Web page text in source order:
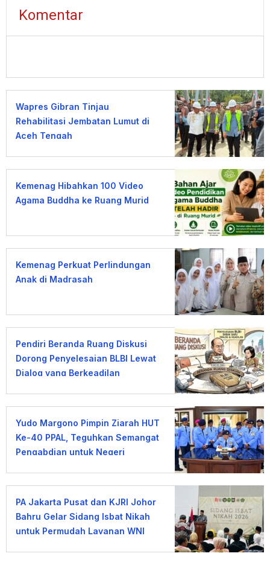
Komentar
Wapres Gibran Tinjau
Rehabilitasi Jembatan Lumut di
Aceh Tengah
Kemenag Hibahkan 100 Video
Agama Buddha ke Ruang Murid
Kemenag Perkuat Perlindungan
Anak di Madrasah
Pendiri Beranda Ruang Diskusi
Dorong Penyelesaian BLBI Lewat
Dialog yang Berkeadilan
Yudo Margono Pimpin Ziarah HUT
Ke-40 PPAL, Teguhkan Semangat
Pengabdian untuk Negeri
PA Jakarta Pusat dan KJRI Johor
Bahru Gelar Sidang Isbat Nikah
untuk Permudah Layanan WNI